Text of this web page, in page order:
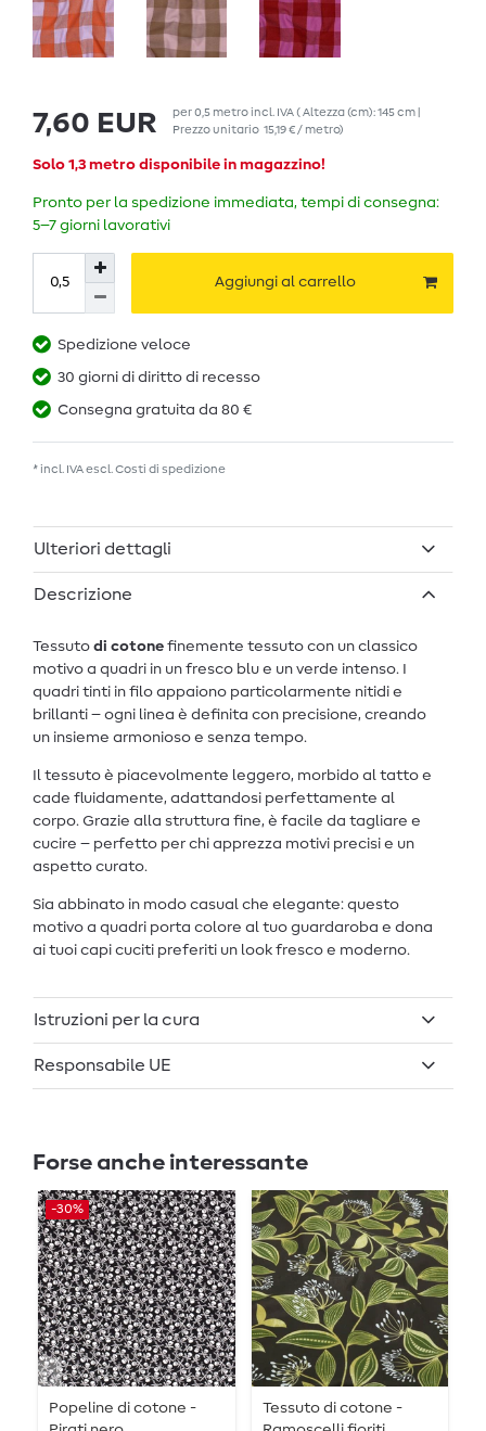
7,60 EUR per0,5 metroincl. IVA( Altezza (cm): 145 cm |
Prezzo unitario 15,19 € / metro)
Solo 1,3 metro disponibile in magazzino!
Pronto per la spedizione immediata, tempi di consegna:
5–7 giorni lavorativi
Aggiungi al carrello
Spedizione veloce
30 giorni di diritto di recesso
Consegna gratuita da 80 €
* incl. IVA escl. Costi di spedizione
Ulteriori dettagli
Descrizione
Tessuto di cotone finemente tessuto con un classico
motivo a quadri in un fresco blu e un verde intenso. I
quadri tinti in filo appaiono particolarmente nitidi e
brillanti – ogni linea è definita con precisione, creando
un insieme armonioso e senza tempo.
Il tessuto è piacevolmente leggero, morbido al tatto e
cade fluidamente, adattandosi perfettamente al
corpo. Grazie alla struttura fine, è facile da tagliare e
cucire – perfetto per chi apprezza motivi precisi e un
aspetto curato.
Sia abbinato in modo casual che elegante: questo
motivo a quadri porta colore al tuo guardaroba e dona
ai tuoi capi cuciti preferiti un look fresco e moderno.
Istruzioni per la cura
Responsabile UE
Forse anche interessante
-30%
Popeline di cotone -
Tessuto di cotone -